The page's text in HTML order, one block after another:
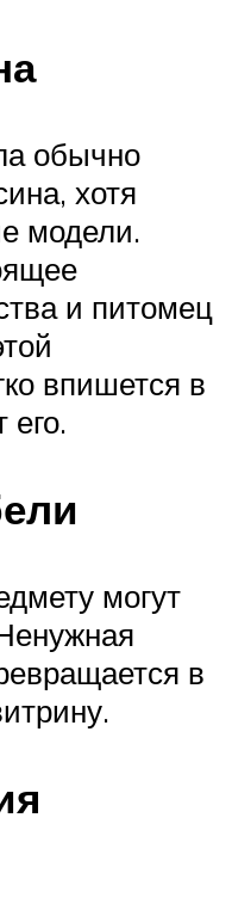
обычно
хотя
модели.
и питомец
впишется в
его.
могут
в